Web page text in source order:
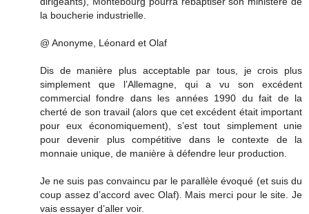
la boucherie industrielle.
@ Anonyme, Léonard et Olaf
Dis de manière plus acceptable par tous, je crois plus
simplement que l’Allemagne, qui a vu son excédent
commercial fondre dans les années 1990 du fait de la
cherté de son travail (alors que cet excédent était important
pour eux économiquement), s’est tout simplement unie
pour devenir plus compétitive dans le contexte de la
monnaie unique, de manière à défendre leur production.
Je ne suis pas convaincu par le parallèle évoqué (et suis du
coup assez d’accord avec Olaf). Mais merci pour le site. Je
vais essayer d’aller voir.